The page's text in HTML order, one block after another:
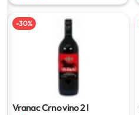
-30%
Vranac Crno vino2 l